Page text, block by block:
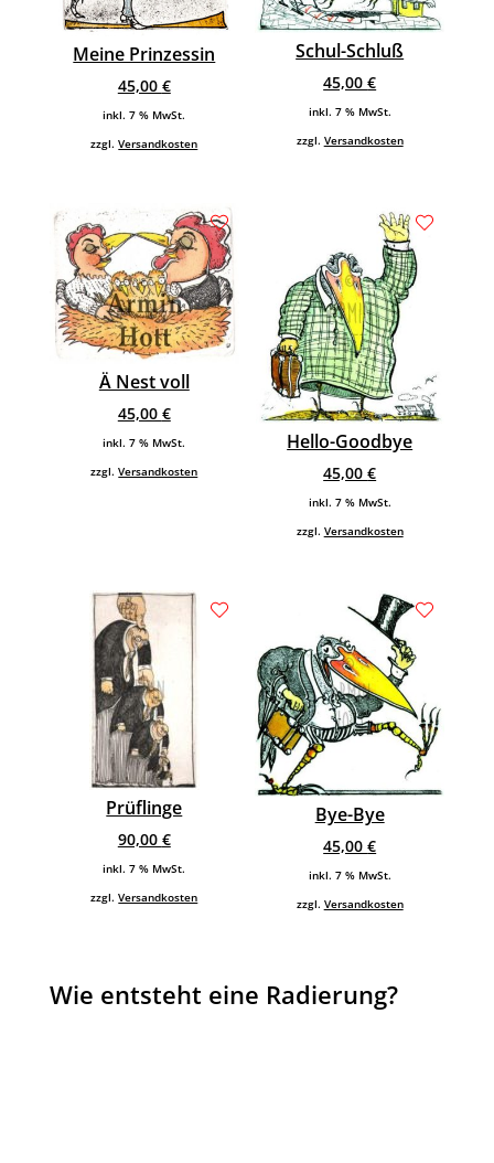
Meine Prinzessin
45,00 €
inkl. 7 % MwSt.
zzgl.Versandkosten
Schul-Schluß
45,00€
inkl. 7 % MwSt.
zzgl. Versandkosten
Ä Nest voll
45,00 €
inkl. 7 % MwSt.
zzgl.Versandkosten
Hello-Goodbye
45,00€
inkl. 7 % MwSt.
zzgl. Versandkosten
Prüflinge
90,00 €
inkl. 7 % MwSt.
zzgl.Versandkosten
Bye-Bye
45,00€
inkl. 7 % MwSt.
zzgl. Versandkosten
Wie entsteht eine Radierung?